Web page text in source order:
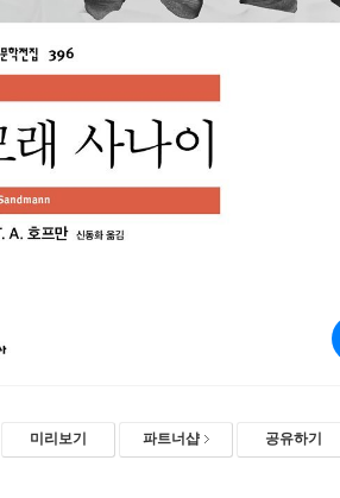
미리보기 파트너샵 공유하기